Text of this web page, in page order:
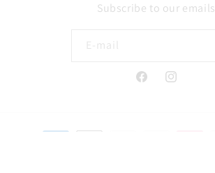
Subscribe to our emails
E‑mail
FacebookInstagram
Betaalmethoden